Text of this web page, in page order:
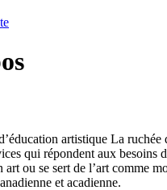
artistique La ruchée
qui répondent aux besoins
art ou se sert de l’art comme
et acadienne.